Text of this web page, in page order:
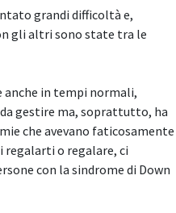
grandi difficoltà e,
gli altri sono state tra le
anche in tempi normali,
gestire ma, soprattutto, ha
che avevano faticosamente
regalarti o regalare, ci
con la sindrome di Down